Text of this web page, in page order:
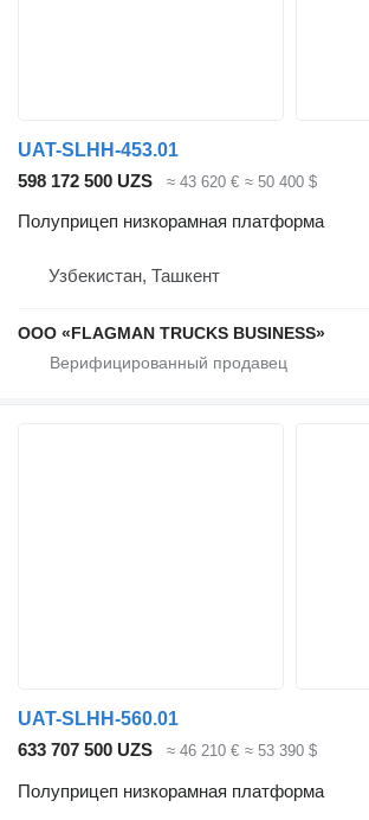
UAT-SLHH-453.01
598 172 500 UZS
≈ 43 620 € ≈ 50 400 $
Полуприцеп низкорамная платформа
Узбекистан, Ташкент
ООО «FLAGMAN TRUCKS BUSINESS»
UAT-SLHH-560.01
633 707 500 UZS
≈ 46 210 € ≈ 53 390 $
Полуприцеп низкорамная платформа